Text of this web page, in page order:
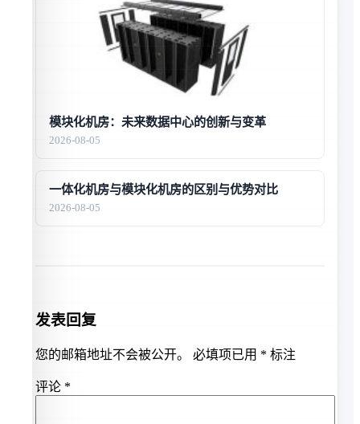
模块化机房：未来数据中心的创新与变革
2026-08-05
一体化机房与模块化机房的区别与优势对比
2026-08-05
发表回复
您的邮箱地址不会被公开。 必填项已用 * 标注
评论 *